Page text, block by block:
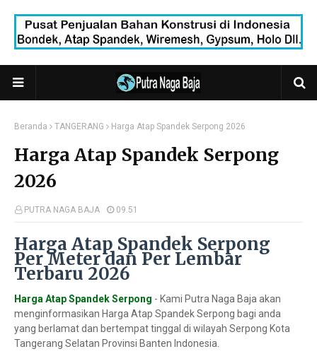
Beranda TANGERANG Harga Atap Spandek Serpong 2026
Harga Atap Spandek Serpong
2026
PUTRA NAGA BAJA 09.51
Harga Atap Spandek Serpong
Per Meter dan Per Lembar
Terbaru 2026
Harga Atap Spandek Serpong - Kami Putra Naga Baja akan
menginformasikan Harga Atap Spandek Serpong bagi anda
yang berlamat dan bertempat tinggal di wilayah Serpong Kota
Tangerang Selatan Provinsi Banten Indonesia.